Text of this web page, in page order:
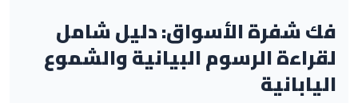
فك شفرة الأسواق: دليل شامل
لقراءة الرسوم البيانية والشموع
اليابانية